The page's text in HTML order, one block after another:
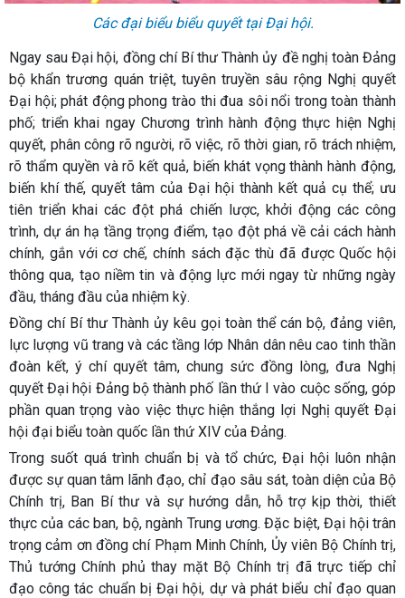
Các đại biểu biểu quyết tại Đại hội.
Ngay sau Đại hội, đồng chí Bí thư Thành ủy đề nghị toàn Đảng
bộ khẩn trương quán triệt, tuyên truyền sâu rộng Nghị quyết
Đại hội; phát động phong trào thi đua sôi nổi trong toàn thành
phố; triển khai ngay Chương trình hành động thực hiện Nghị
quyết, phân công rõ người, rõ việc, rõ thời gian, rõ trách nhiệm,
rõ thẩm quyền và rõ kết quả, biến khát vọng thành hành động,
biến khí thế, quyết tâm của Đại hội thành kết quả cụ thể; ưu
tiên triển khai các đột phá chiến lược, khởi động các công
trình, dự án hạ tầng trọng điểm, tạo đột phá về cải cách hành
chính, gắn với cơ chế, chính sách đặc thù đã được Quốc hội
thông qua, tạo niềm tin và động lực mới ngay từ những ngày
đầu, tháng đầu của nhiệm kỳ.
Đồng chí Bí thư Thành ủy kêu gọi toàn thể cán bộ, đảng viên,
lực lượng vũ trang và các tầng lớp Nhân dân nêu cao tinh thần
đoàn kết, ý chí quyết tâm, chung sức đồng lòng, đưa Nghị
quyết Đại hội Đảng bộ thành phố lần thứ I vào cuộc sống, góp
phần quan trọng vào việc thực hiện thắng lợi Nghị quyết Đại
hội đại biểu toàn quốc lần thứ XIV của Đảng.
Trong suốt quá trình chuẩn bị và tổ chức, Đại hội luôn nhận
được sự quan tâm lãnh đạo, chỉ đạo sâu sát, toàn diện của Bộ
Chính trị, Ban Bí thư và sự hướng dẫn, hỗ trợ kịp thời, thiết
thực của các ban, bộ, ngành Trung ương. Đặc biệt, Đại hội trân
trọng cảm ơn đồng chí Phạm Minh Chính, Ủy viên Bộ Chính trị,
Thủ tướng Chính phủ thay mặt Bộ Chính trị đã trực tiếp chỉ
đạo công tác chuẩn bị Đại hội, dự và phát biểu chỉ đạo quan